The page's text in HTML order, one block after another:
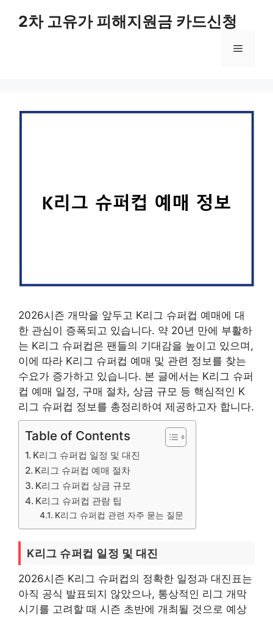
2차 고유가 피해지원금 카드신청
메
2026시즌 개막을 앞두고 K리그 슈퍼컵 예매에 대
한 관심이 증폭되고 있습니다. 약 20년 만에 부활하
는 K리그 슈퍼컵은 팬들의 기대감을 높이고 있으며,
이에 따라 K리그 슈퍼컵 예매 및 관련 정보를 찾는
수요가 증가하고 있습니다. 본 글에서는 K리그 슈퍼
컵 예매 일정, 구매 절차, 상금 규모 등 핵심적인 K
리그 슈퍼컵 정보를 총정리하여 제공하고자 합니다.
Table of Contents
K리그 슈퍼컵 일정 및 대진
K리그 슈퍼컵 예매 절차
K리그 슈퍼컵 상금 규모
K리그 슈퍼컵 관람 팁
K리그 슈퍼컵 관련 자주 묻는 질문
K리그 슈퍼컵 일정 및 대진
2026시즌 K리그 슈퍼컵의 정확한 일정과 대진표는
아직 공식 발표되지 않았으나, 통상적인 리그 개막
시기를 고려할 때 시즌 초반에 개최될 것으로 예상